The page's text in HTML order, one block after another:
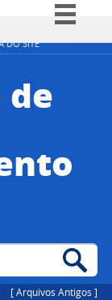
DO SITE
de
[ Arquivos Antigos ]